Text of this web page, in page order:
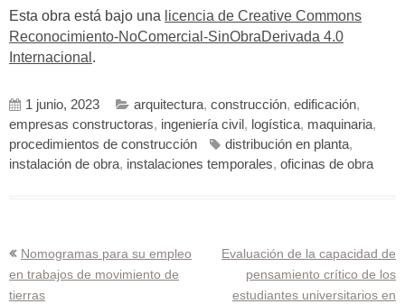
Esta obra está bajo una licencia de Creative Commons
Reconocimiento-NoComercial-SinObraDerivada 4.0
Internacional .
1 junio, 2023 arquitectura, construcción, edificación,
empresas constructoras, ingeniería civil , logística, maquinaria,
procedimientos de construcción
distribución en planta,
instalación de obra, instalaciones temporales, oficinas de obra
Navegación
de
Nomogramas para su empleo
en trabajos de movimiento de
tierras
Evaluación de la capacidad de
pensamiento crítico de los
estudiantes universitarios en